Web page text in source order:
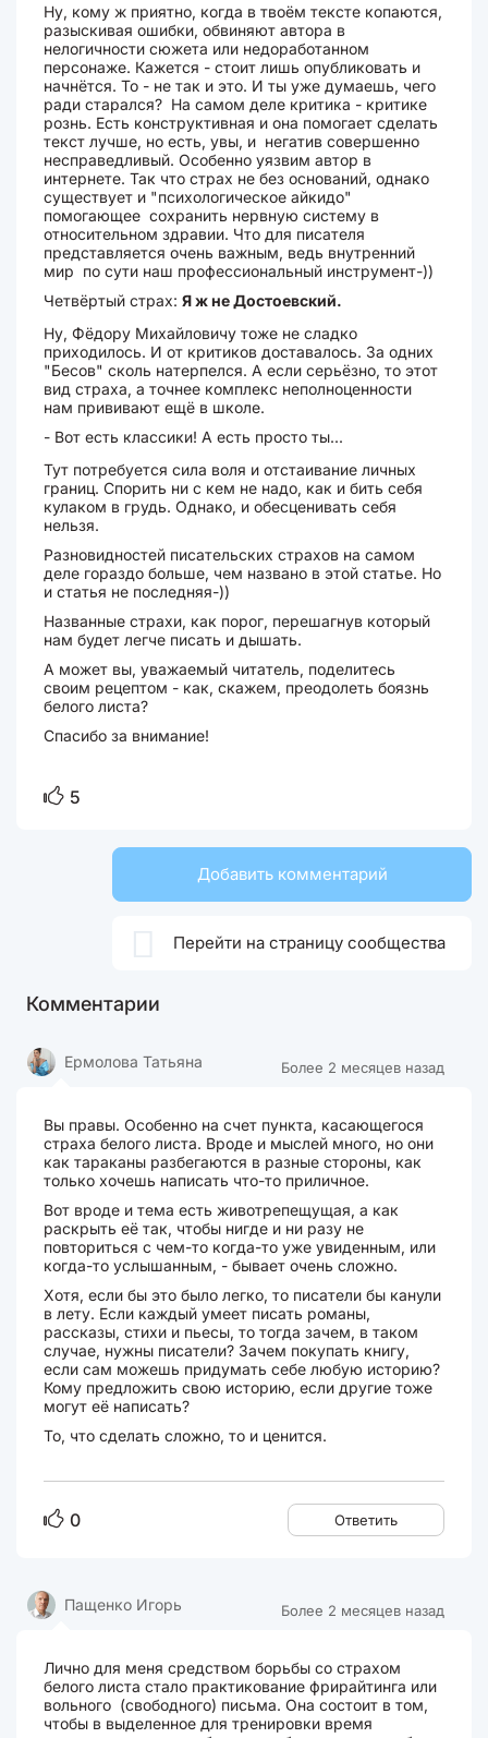
Ну, кому ж приятно, когда в твоём тексте копаются,
разыскивая ошибки, обвиняют автора в
нелогичности сюжета или недоработанном
персонаже. Кажется - стоит лишь опубликовать и
начнётся. То - не так и это. И ты уже думаешь, чего
ради старался? На самом деле критика - критике
рознь. Есть конструктивная и она помогает сделать
текст лучше, но есть, увы, и негатив совершенно
несправедливый. Особенно уязвим автор в
интернете. Так что страх не без оснований, однако
существует и "психологическое айкидо"
помогающее сохранить нервную систему в
относительном здравии. Что для писателя
представляется очень важным, ведь внутренний
мир по сути наш профессиональный инструмент-))
Четвёртый страх: Я ж не Достоевский.
Ну, Фёдору Михайловичу тоже не сладко
приходилось. И от критиков доставалось. За одних
"Бесов" сколь натерпелся. А если серьёзно, то этот
вид страха, а точнее комплекс неполноценности
нам прививают ещё в школе.
- Вот есть классики! А есть просто ты...
Тут потребуется сила воля и отстаивание личных
границ. Спорить ни с кем не надо, как и бить себя
кулаком в грудь. Однако, и обесценивать себя
нельзя.
Разновидностей писательских страхов на самом
деле гораздо больше, чем названо в этой статье. Но
и статья не последняя-))
Названные страхи, как порог, перешагнув который
нам будет легче писать и дышать.
А может вы, уважаемый читатель, поделитесь
своим рецептом - как, скажем, преодолеть боязнь
белого листа?
Спасибо за внимание!
5
Добавить комментарий
Перейти на страницу сообщества
Комментарии
Более 2 месяцев назад
Ермолова Татьяна
Вы правы. Особенно на счет пункта, касающегося
страха белого листа. Вроде и мыслей много, но они
как тараканы разбегаются в разные стороны, как
только хочешь написать что-то приличное.
Вот вроде и тема есть животрепещущая, а как
раскрыть её так, чтобы нигде и ни разу не
повториться с чем-то когда-то уже увиденным, или
когда-то услышанным, - бывает очень сложно.
Хотя, если бы это было легко, то писатели бы канули
в лету. Если каждый умеет писать романы,
рассказы, стихи и пьесы, то тогда зачем, в таком
случае, нужны писатели? Зачем покупать книгу,
если сам можешь придумать себе любую историю?
Кому предложить свою историю, если другие тоже
могут её написать?
То, что сделать сложно, то и ценится.
0 Ответить
Более 2 месяцев назад
Пащенко Игорь
Лично для меня средством борьбы со страхом
белого листа стало практикование фрирайтинга или
вольного (свободного) письма. Она состоит в том,
чтобы в выделенное для тренировки время